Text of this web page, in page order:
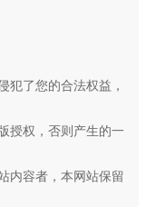
犯了您的合法权益，
授权，否则产生的一
内容者，本网站保留